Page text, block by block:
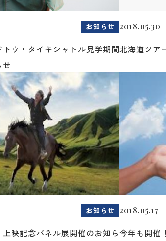
お知らせ
トウ・タイキシャトル見学期間
せ
2018.05.30
北海道ツア
お知らせ
上映記念パネル展開催のお知ら
2018.05.17
今年も開催